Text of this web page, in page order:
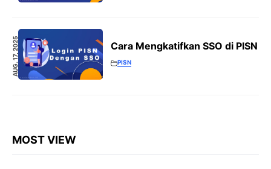
AUG. 17, 2025 Cara Mengkatifkan SSO di PISN
PISN
MOST VIEW